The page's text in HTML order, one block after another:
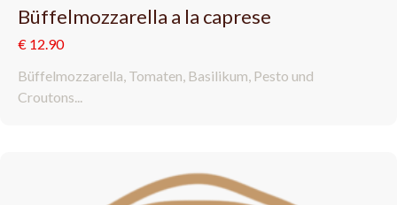
Büffelmozzarella a la caprese
€ 12.90
Büffelmozzarella, Tomaten, Basilikum, Pesto und
Croutons...